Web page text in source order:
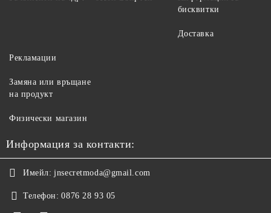
бисквитки
Доставка
Рекламации
Замяна или връщане
на продукт
Физически магазин
Информация за контакти:
Имейл: jnsecretmoda@gmail.com
Телефон: 0876 28 93 05